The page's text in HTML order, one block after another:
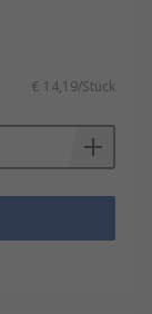
€ 14,19/Stück